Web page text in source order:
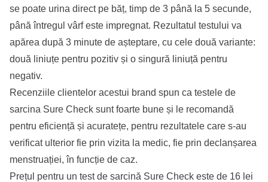
se poate urina direct pe băț, timp de 3 până la 5 secunde,
până întregul vârf este impregnat. Rezultatul testului va
apărea după 3 minute de așteptare, cu cele două variante:
două liniuțe pentru pozitiv și o singură liniuță pentru
negativ.
Recenziile clientelor acestui brand spun ca testele de
sarcina Sure Check sunt foarte bune și le recomandă
pentru eficiență și acuratețe, pentru rezultatele care s-au
verificat ulterior fie prin vizita la medic, fie prin declanșarea
menstruației, în funcție de caz.
Prețul pentru un test de sarcină Sure Check este de 16 lei